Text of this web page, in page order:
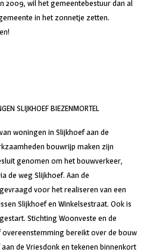
2009, wil het gemeentebestuur dan al
in het zonnetje zetten.
SLIJKHOEF BIEZENMORTEL
woningen in Slijkhoef aan de
bouwrijp maken zijn
genomen om het bouwverkeer,
de weg Slijkhoef. Aan de
voor het realiseren van een
Slijkhoef en Winkelsestraat. Ook is
Stichting Woonveste en de
bereikt over de bouw
de Vriesdonk en tekenen binnenkort